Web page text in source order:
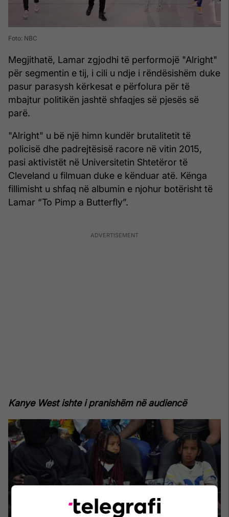
Foto: NBC
Megjithatë, Lamar zgjodhi të performojë "Alright"
për segmentin e tij, i cili u ndje i rëndësishëm duke
pasur parasysh kërkesat e përfolura për të
mbajtur politikën jashtë shfaqjes së pjesës së
parë.
"Alright" u bë një himn kundër brutalitetit të
policisë dhe padrejtësisë racore në vitin 2015,
pasi aktivistët në Universitetin Shtetëror të
Cleveland u filmuan duke e kënduar atë. Kënga
fillimisht u shfaq në albumin e njohur botërisht të
Lamar “To Pimp a Butterfly”.
Kanye West ishte i pranishëm në audiencë